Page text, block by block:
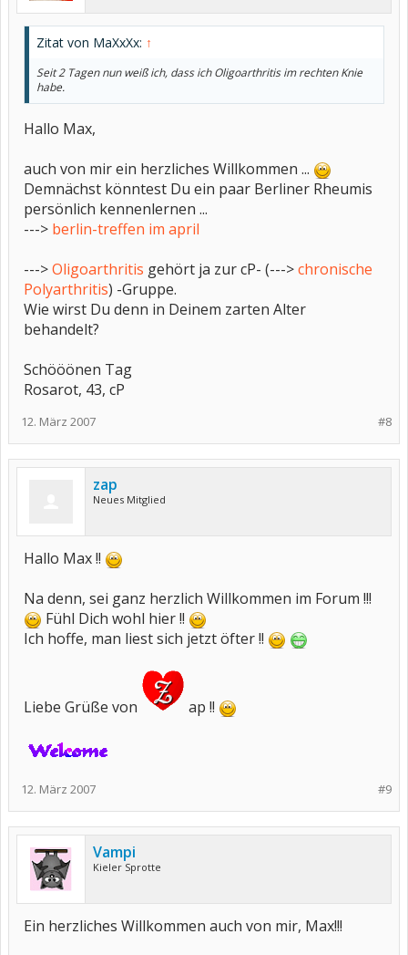
Zitat von MaXxXx: ↑
Seit 2 Tagen nun weiß ich, dass ich Oligoarthritis im rechten Knie
habe.
Hallo Max,
auch von mir ein herzliches Willkommen ...
Demnächst könntest Du ein paar Berliner Rheumis
persönlich kennenlernen ...
---> berlin-treffen im april
--->Oligoarthritis gehört ja zur cP- (--->chronische
Polyarthritis) -Gruppe.
Wie wirst Du denn in Deinem zarten Alter
behandelt?
Schööönen Tag
Rosarot, 43, cP
#8
12. März 2007
zap
Neues Mitglied
Hallo Max !!
Na denn, sei ganz herzlich Willkommen im Forum !!!
Fühl Dich wohl hier !!
Ich hoffe, man liest sich jetzt öfter !!
Liebe Grüße von ap !!
#9
12. März 2007
Vampi
Kieler Sprotte
Ein herzliches Willkommen auch von mir, Max!!!